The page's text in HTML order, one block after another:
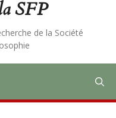
SFP
de la Société